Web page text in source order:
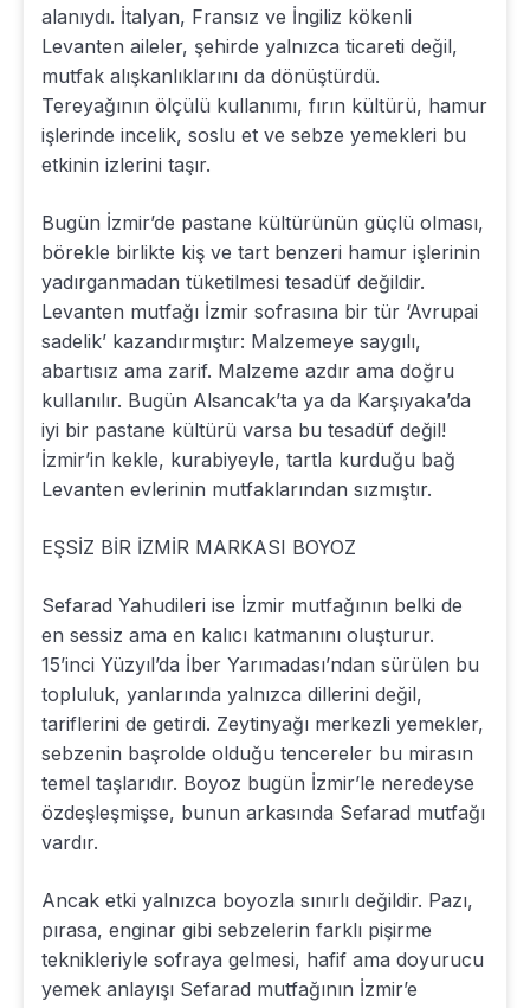
alanıydı. İtalyan, Fransız ve İngiliz kökenli
Levanten aileler, şehirde yalnızca ticareti değil,
mutfak alışkanlıklarını da dönüştürdü.
Tereyağının ölçülü kullanımı, fırın kültürü, hamur
işlerinde incelik, soslu et ve sebze yemekleri bu
etkinin izlerini taşır.
Bugün İzmir’de pastane kültürünün güçlü olması,
börekle birlikte kiş ve tart benzeri hamur işlerinin
yadırganmadan tüketilmesi tesadüf değildir.
Levanten mutfağı İzmir sofrasına bir tür ‘Avrupai
sadelik’ kazandırmıştır: Malzemeye saygılı,
abartısız ama zarif. Malzeme azdır ama doğru
kullanılır. Bugün Alsancak’ta ya da Karşıyaka’da
iyi bir pastane kültürü varsa bu tesadüf değil!
İzmir’in kekle, kurabiyeyle, tartla kurduğu bağ
Levanten evlerinin mutfaklarından sızmıştır.
EŞSİZ BİR İZMİR MARKASI BOYOZ
Sefarad Yahudileri ise İzmir mutfağının belki de
en sessiz ama en kalıcı katmanını oluşturur.
15’inci Yüzyıl’da İber Yarımadası’ndan sürülen bu
topluluk, yanlarında yalnızca dillerini değil,
tariflerini de getirdi. Zeytinyağı merkezli yemekler,
sebzenin başrolde olduğu tencereler bu mirasın
temel taşlarıdır. Boyoz bugün İzmir’le neredeyse
özdeşleşmişse, bunun arkasında Sefarad mutfağı
vardır.
Ancak etki yalnızca boyozla sınırlı değildir. Pazı,
pırasa, enginar gibi sebzelerin farklı pişirme
teknikleriyle sofraya gelmesi, hafif ama doyurucu
yemek anlayışı Sefarad mutfağının İzmir’e